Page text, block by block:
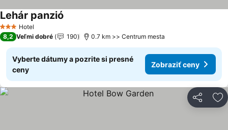
3 Počet hviezdičiek
Hotel
Lehár panzió
8,2 Veľmi dobré 190 0.7 km >> Centrum mesta
Vyberte dátumy a pozrite si presné
ceny
Zobraziť ceny
Zdieľať